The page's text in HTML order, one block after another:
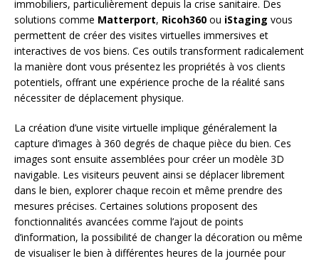
immobiliers, particulièrement depuis la crise sanitaire. Des
solutions comme Matterport, Ricoh360 ou iStaging vous
permettent de créer des visites virtuelles immersives et
interactives de vos biens. Ces outils transforment radicalement
la manière dont vous présentez les propriétés à vos clients
potentiels, offrant une expérience proche de la réalité sans
nécessiter de déplacement physique.
La création d’une visite virtuelle implique généralement la
capture d’images à 360 degrés de chaque pièce du bien. Ces
images sont ensuite assemblées pour créer un modèle 3D
navigable. Les visiteurs peuvent ainsi se déplacer librement
dans le bien, explorer chaque recoin et même prendre des
mesures précises. Certaines solutions proposent des
fonctionnalités avancées comme l’ajout de points
d’information, la possibilité de changer la décoration ou même
de visualiser le bien à différentes heures de la journée pour